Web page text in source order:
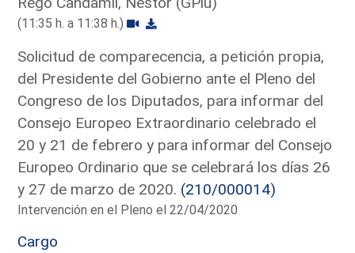
(11:35 h. a 11:38 h.)
Solicitud de comparecencia, a petición propia,
del Presidente del Gobierno ante el Pleno del
Congreso de los Diputados, para informar del
Consejo Europeo Extraordinario celebrado el
20 y 21 de febrero y para informar del Consejo
Europeo Ordinario que se celebrará los días 26
y 27 de marzo de 2020. (210/000014)
Intervención en el Pleno el 22/04/2020
Cargo